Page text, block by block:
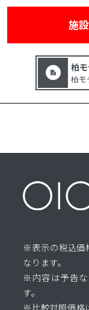
施
柏
柏モ
※表示の税込価
なります。
※内容は予告な
す。
※比較対照価格